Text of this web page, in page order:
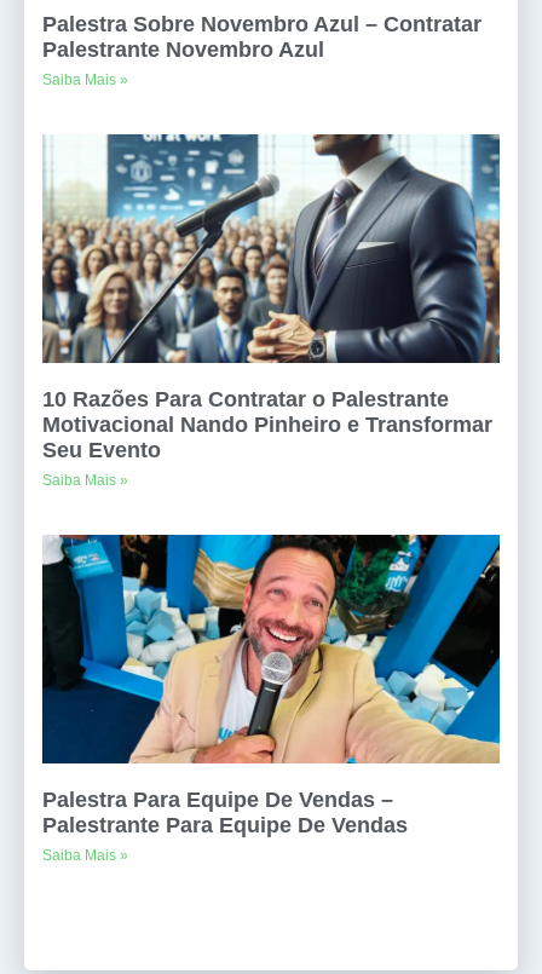
Palestra Sobre Novembro Azul – Contratar
Palestrante Novembro Azul
Saiba Mais »
10 Razões Para Contratar o Palestrante
Motivacional Nando Pinheiro e Transformar
Seu Evento
Saiba Mais »
Palestra Para Equipe De Vendas –
Palestrante Para Equipe De Vendas
Saiba Mais »